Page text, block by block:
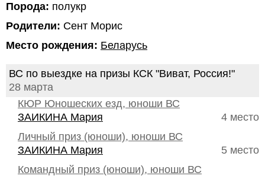
Порода: полукр
Родители: Сент Морис
Место рождения: Беларусь
ВС по выездке на призы КСК "Виват, Россия!"
28 марта
КЮР Юношеских езд, юноши ВС
4 место
ЗАИКИНА Мария
Личный приз (юноши), юноши ВС
5 место
ЗАИКИНА Мария
Командный приз (юноши), юноши ВС